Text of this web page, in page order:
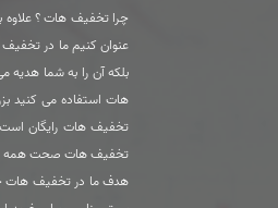
چرا تخفیف هات ؟ علاوه
عنوان کنیم ما در
بلکه آن را به شما
هات استفاده می کنید
تخفیف هات رایگان
تخفیف هات صحت همه
هدف ما در تخفیف هات